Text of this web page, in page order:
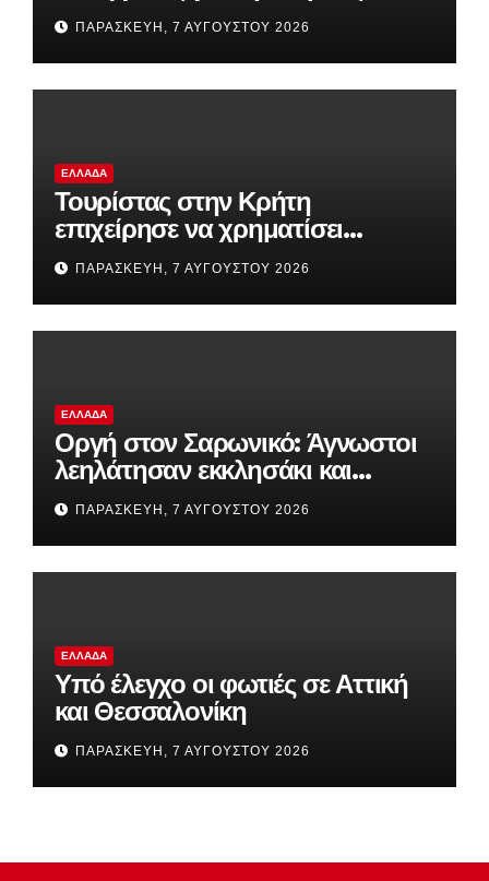
τουριστριών σε λίγες ημέρες – Η
ανακοίνωση της ΕΛΑΣ
ΠΑΡΑΣΚΕΥΉ, 7 ΑΥΓΟΎΣΤΟΥ 2026
ΕΛΛΆΔΑ
Τουρίστας στην Κρήτη
επιχείρησε να χρηματίσει
υπάλληλο για να του επιτρέψει
να ασελγήσει σε ανήλικη
ΠΑΡΑΣΚΕΥΉ, 7 ΑΥΓΟΎΣΤΟΥ 2026
ΕΛΛΆΔΑ
Οργή στον Σαρωνικό: Άγνωστοι
λεηλάτησαν εκκλησάκι και
προκάλεσαν καταστροφές στο
ΙερόΠΑΡΑΣΚΕΥΉ, 7 ΑΥΓΟΎΣΤΟΥ 2026
ΕΛΛΆΔΑ
Υπό έλεγχο οι φωτιές σε Αττική
και Θεσσαλονίκη
ΠΑΡΑΣΚΕΥΉ, 7 ΑΥΓΟΎΣΤΟΥ 2026